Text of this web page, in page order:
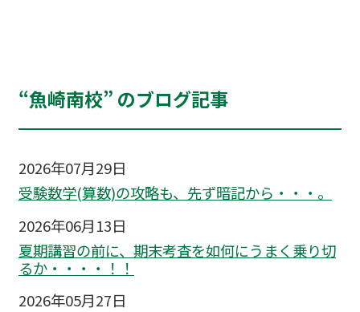
“魚崎南校” のブログ記事
2026年07月29日
受験数学(算数)の攻略も、先ず暗記から・・・。
2026年06月13日
夏期講習の前に、期末考査を如何にうまく乗り切
るか・・・・！！
2026年05月27日